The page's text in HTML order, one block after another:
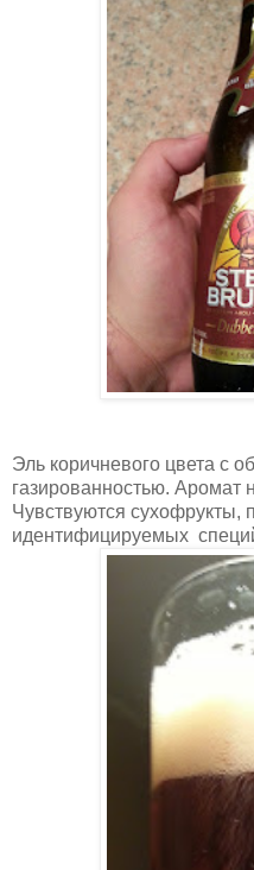
Эль коричневого цвета с
газированностью. Аромат
Чувствуются сухофрукты,
идентифицируемых